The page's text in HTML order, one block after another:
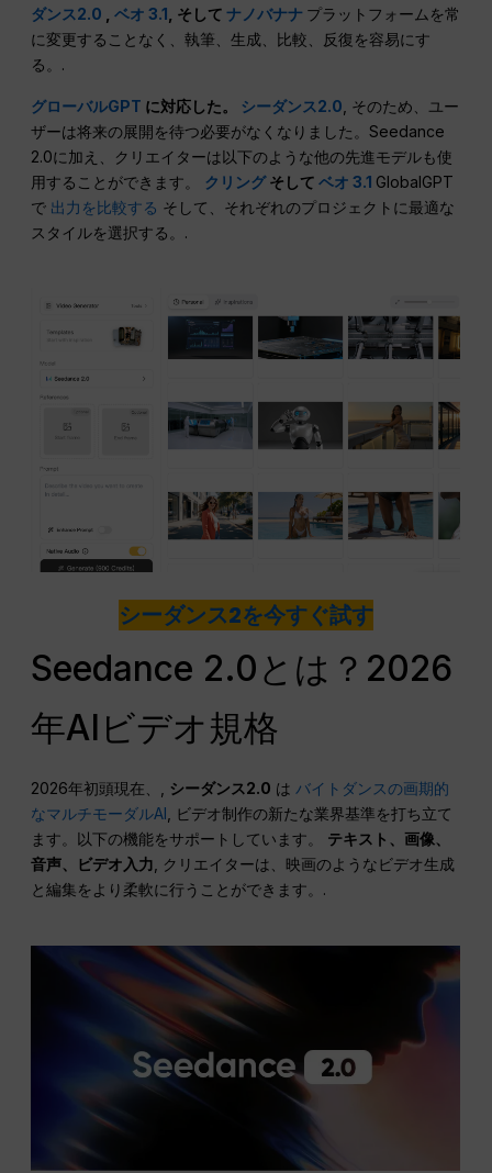
ダンス2.0 ,ベオ 3.1 , そしてナノバナナ プラットフォームを常
に変更することなく、執筆、生成、比較、反復を容易にす
る。.
グローバルGPT に対応した。 シーダンス2.0 , そのため、ユー
ザーは将来の展開を待つ必要がなくなりました。Seedance
2.0に加え、クリエイターは以下のような他の先進モデルも使
用することができます。 クリングそしてベオ 3.1 GlobalGPT
で 出力を比較する そして、それぞれのプロジェクトに最適な
スタイルを選択する。.
シーダンス2を今すぐ試す
Seedance 2.0とは？2026
年AIビデオ規格
2026年初頭現在、, シーダンス2.0 は バイトダンスの画期的
なマルチモーダルAI , ビデオ制作の新たな業界基準を打ち立て
ます。以下の機能をサポートしています。 テキスト、画像、
音声、ビデオ入力 , クリエイターは、映画のようなビデオ生成
と編集をより柔軟に行うことができます。.